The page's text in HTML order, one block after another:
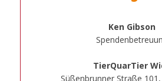
Ken Gibson
TierQuarTier
Süßenbrunner Straße